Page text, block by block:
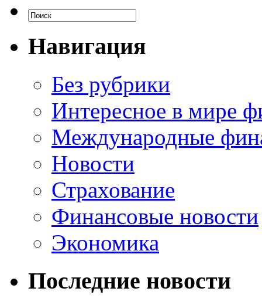
Навигация
Без рубрики
Интересное в мире
Международные
Новости
Страхование
Финансовые новости
Экономика
Последние новости